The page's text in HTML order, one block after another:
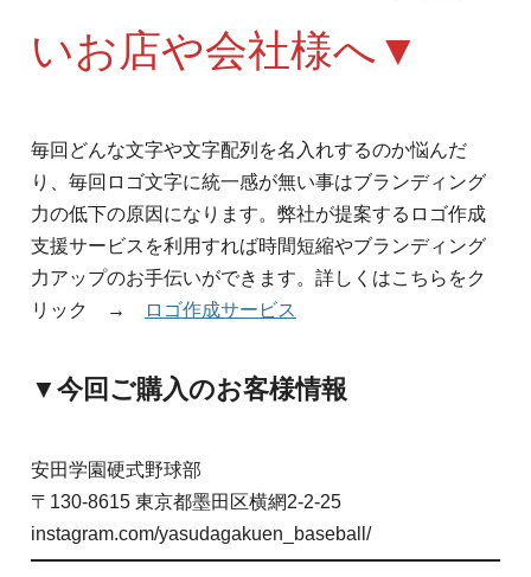
いお店や会社様へ▼
毎回どんな文字や文字配列を名入れするのか悩んだ
り、毎回ロゴ文字に統一感が無い事はブランディング
力の低下の原因になります。弊社が提案するロゴ作成
支援サービスを利用すれば時間短縮やブランディング
力アップのお手伝いができます。詳しくはこちらをク
リック →
ロゴ作成サービス
▼今回ご購入のお客様情報
安田学園硬式野球部
〒130-8615 東京都墨田区横網2-2-25
instagram.com/yasudagakuen_baseball/